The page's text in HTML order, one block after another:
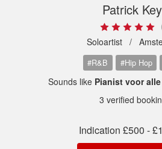
Patrick
Soloartist /
#R&B #Hip Hop
Sounds like Pianist voor
3 verified
Indication £500 -